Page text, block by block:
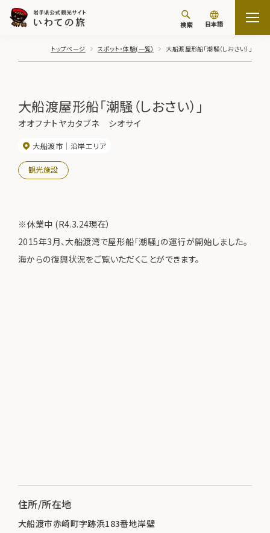
検索 日本語
トップページ スポット・体験(一覧) 大船渡屋形船「潮騒（しおさい）」
大船渡屋形船「潮騒（しおさい）」
オオフナトヤカタブネ シオサイ
大船渡市 沿岸エリア
観光施設
※休業中 (R4.3.24現在）
2015年3月、大船渡湾で屋形船「潮騒」の運行が開始しました。
海からの復興状況をご覧いただくことができます。
住所/所在地
大船渡市赤崎町字跡浜183番地岸壁